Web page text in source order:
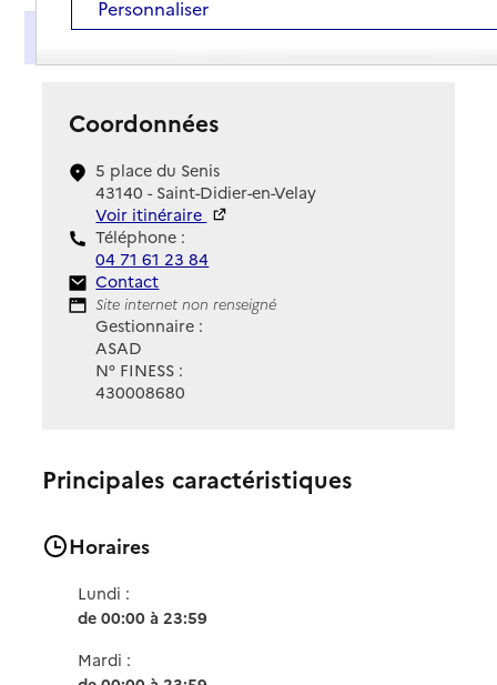
Présentation
Coordonnées
5 place du Senis
43140 - Saint-Didier-en-Velay
Voir itinéraire
Téléphone :
04 71 61 23 84
Contact
Contact
Site Internet
Site internet non renseigné
Gestionnaire :
ASAD
N° FINESS :
430008680
Principales caractéristiques
Horaires
Lundi :
de 00:00 à 23:59
Mardi :
Personnaliser